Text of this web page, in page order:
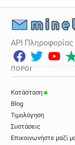
API
ΠΌΡΟΙ
Κατάσταση
Blog
Τιμολόγηση
Συστάσεις
Επικοινωνήστε μαζί